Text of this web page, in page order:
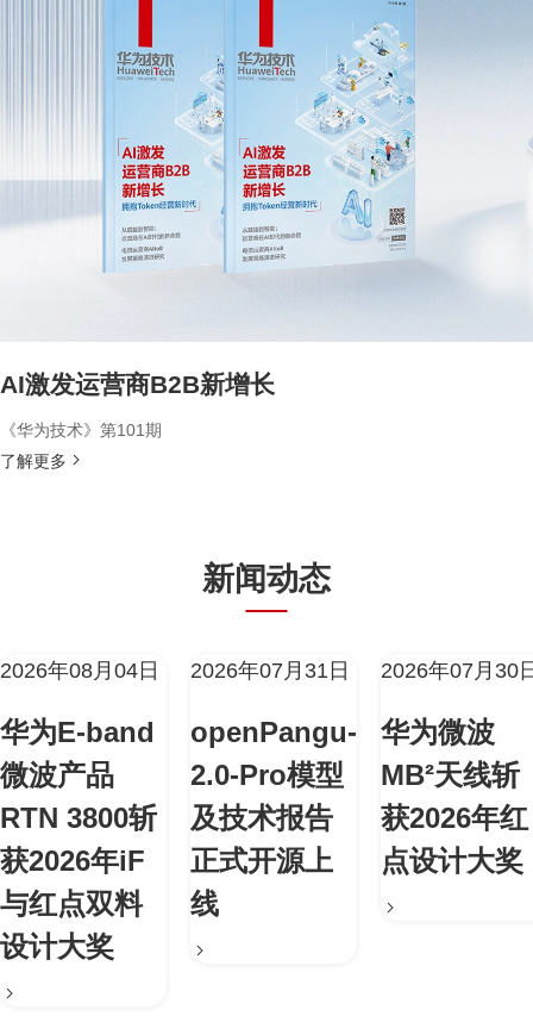
AI激发运营商B2B新增长
《华为技术》第101期
了解更多
新闻动态
2026年08月04日
华为E-band
微波产品
RTN 3800斩
获2026年iF
与红点双料
设计大奖
2026年07月31日
openPangu-
2.0-Pro模型
及技术报告
正式开源上
线
2026年07月30
华为微波
MB²天线斩
获2026年红
点设计大奖